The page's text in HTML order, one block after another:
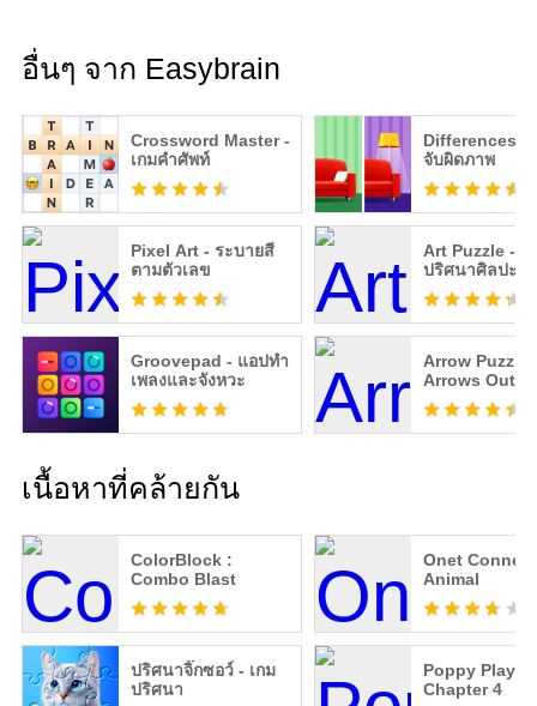
อื่นๆ จาก Easybrain
Crossword Master -
เกมคำศัพท์
Differences -
จับผิดภาพ
Pixel Art - ระบายสี
ตามตัวเลข
Art Puzzle - เ
ปริศนาศิลปะ
Groovepad - แอปทำ
เพลงและจังหวะ
Arrow Puzzle
Arrows Out
เนื้อหาที่คล้ายกัน
ColorBlock :
Combo Blast
Onet Connect
Animal
ปริศนาจิ๊กซอว์ - เกม
ปริศนา
Poppy
Chapter 4